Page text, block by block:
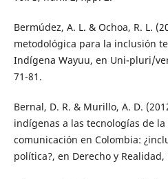
Bermúdez, A. L. & Ochoa, R. L.
metodológica para la inclusión
Indígena Wayuu, en Uni-pluri/
71-81.
Bernal, D. R. & Murillo, A. D.
indígenas a las tecnologías de
comunicación en Colombia:
política?, en Derecho y